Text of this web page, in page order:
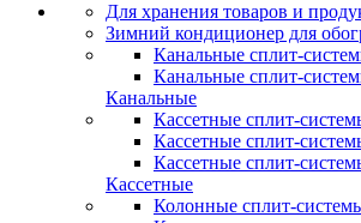
Для хранения товаров и
Зимний кондиционер для
Канальные сплит-
Канальные сплит-
Канальные
Кассетные сплит-
Кассетные сплит-
Кассетные сплит-
Кассетные
Колонные сплит-